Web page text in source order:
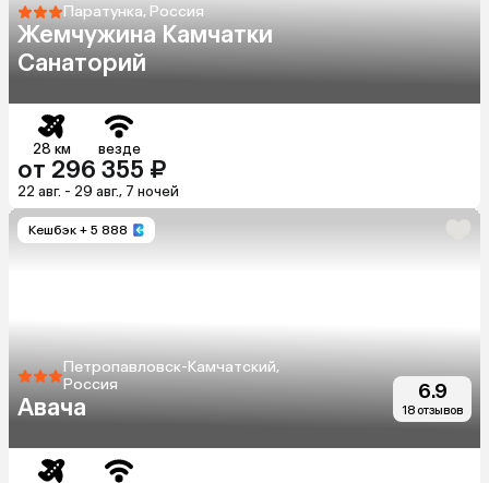
Паратунка, Россия
Жемчужина Камчатки
Санаторий
28 км везде
от 296 355 ₽
22 авг. - 29 авг., 7 ночей
Кешбэк + 5 888
Петропавловск-Камчатский,
Россия
Авача
6.9
18 отзывов